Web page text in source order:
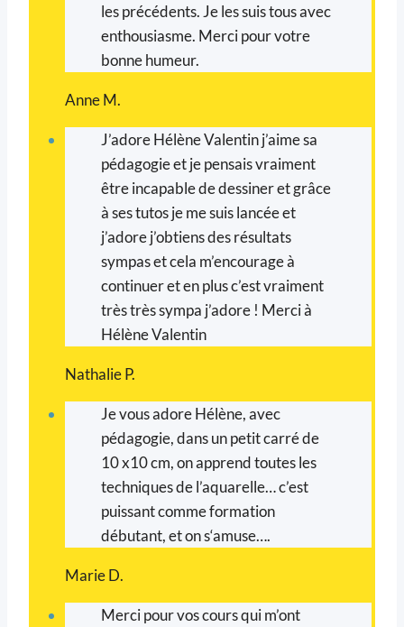
les précédents. Je les suis tous avec
enthousiasme. Merci pour votre
bonne humeur.
Anne M.
J’adore Hélène Valentin j’aime sa
pédagogie et je pensais vraiment
être incapable de dessiner et grâce
à ses tutos je me suis lancée et
j’adore j’obtiens des résultats
sympas et cela m’encourage à
continuer et en plus c’est vraiment
très très sympa j’adore ! Merci à
Hélène Valentin
Nathalie P.
Je vous adore Hélène, avec
pédagogie, dans un petit carré de
10 x10 cm, on apprend toutes les
techniques de l’aquarelle… c’est
puissant comme formation
débutant, et on s‘amuse….
Marie D.
Merci pour vos cours qui m’ont